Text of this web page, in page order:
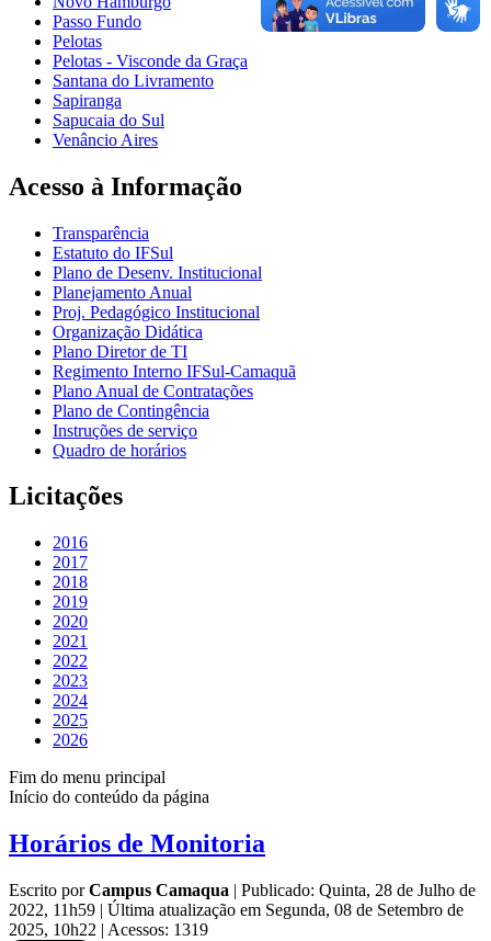
Passo Fundo
Pelotas
Pelotas - Visconde da Graça
Santana do Livramento
Sapiranga
Sapucaia do Sul
Venâncio Aires
Acesso à Informação
Transparência
Estatuto do IFSul
Plano de Desenv. Institucional
Planejamento Anual
Proj. Pedagógico Institucional
Organização Didática
Plano Diretor de TI
Regimento Interno IFSul-Camaquã
Plano Anual de Contratações
Plano de Contingência
Instruções de serviço
Quadro de horários
Licitações
2016
2017
2018
2019
2020
2021
2022
2023
2024
2025
2026
Fim do menu principal
Início do conteúdo da página
Horários de Monitoria
Escrito porCampus Camaqua | Publicado: Quinta, 28 de Julho de
2022, 11h59 | Última atualização em Segunda, 08 de Setembro de
2025, 10h22 | Acessos: 1319